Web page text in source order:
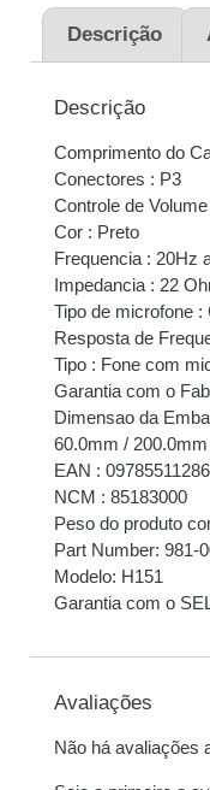
juros
juros
Descrição
Descrição
Comprimento do
Conectores : P3
Controle de
Cor : Preto
Frequencia : 20Hz
Impedancia : 22
Tipo de microfone
Resposta de
Tipo : Fone com
Garantia com o
Dimensao da
60.0mm / 200.0mm
EAN :
NCM : 85183000
Peso do produto
Part Number: 981-
Modelo: H151
Garantia com o
Avaliações
Não há avaliações